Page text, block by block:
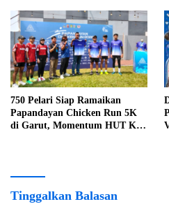
750 Pelari Siap Ramaikan
Papandayan Chicken Run 5K
di Garut, Momentum HUT Ke-
Tinggalkan Balasan